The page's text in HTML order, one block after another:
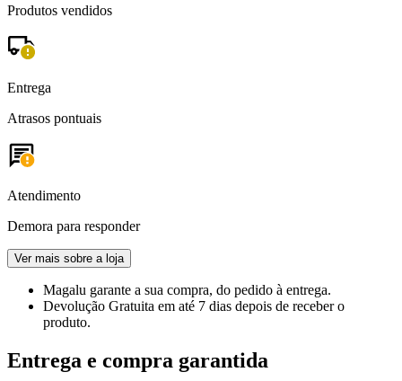
Produtos vendidos
Entrega
Atrasos pontuais
Atendimento
Demora para responder
Ver mais sobre a loja
Magalu garante a sua compra, do pedido à entrega.
Devolução Gratuita em até 7 dias depois de receber o
produto.
Entrega e compra garantida